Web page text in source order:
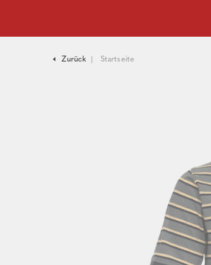
Zurück Startseite